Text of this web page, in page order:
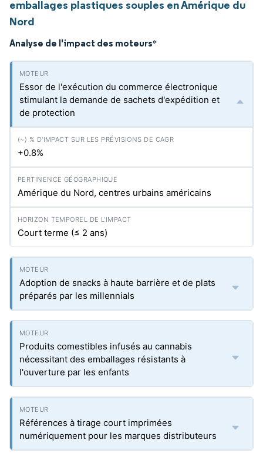
emballages plastiques souples en Amérique du
Nord
Analyse de l'impact des moteurs*
Essor de l'exécution du commerce électronique
stimulant la demande de sachets d'expédition et
de protection
+0.8%
Amérique du Nord, centres urbains américains
Court terme (≤ 2 ans)
Adoption de snacks à haute barrière et de plats
préparés par les millennials
Produits comestibles infusés au cannabis
nécessitant des emballages résistants à
l'ouverture par les enfants
Références à tirage court imprimées
numériquement pour les marques distributeurs